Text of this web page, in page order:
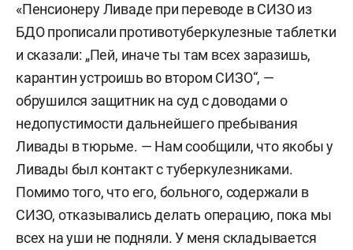
«Пенсионеру Ливаде при переводе в СИЗО из
БДО прописали противотуберкулезные таблетки
и сказали: „Пей, иначе ты там всех заразишь,
карантин устроишь во втором СИЗО“, —
обрушился защитник на суд с доводами о
недопустимости дальнейшего пребывания
Ливады в тюрьме. — Нам сообщили, что якобы у
Ливады был контакт с туберкулезниками.
Помимо того, что его, больного, содержали в
СИЗО, отказывались делать операцию, пока мы
всех на уши не подняли. У меня складывается